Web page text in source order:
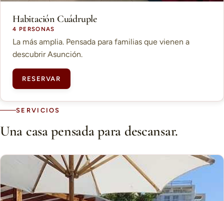
Habitación Cuádruple
4 PERSONAS
La más amplia. Pensada para familias que vienen a
descubrir Asunción.
RESERVAR
SERVICIOS
Una casa pensada para descansar.